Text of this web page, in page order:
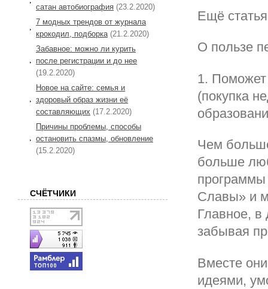
Ещё
О пользе
1. Поможет
(покупка
Чем
больше
Славы» и
Главное, в
забывая
Вместе
идеями,
сатан автобиография (23.2.2020)
7 модных трендов от журнала
крокодил, подборка (21.2.2020)
Забавное: можно ли курить
после регистрации и до нее
(19.2.2020)
Новое на сайте: семья и
здоровый образ жизни её
составляющих (17.2.2020)
Причины проблемы, способы
остановить спазмы, обновление
(15.2.2020)
СЧЁТЧИКИ